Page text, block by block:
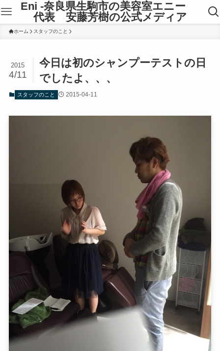
Eni -奈良県生駒市の美容室エニー
代表 安藤芳樹の公式メディア
ホーム スタッフのこと
今日は初のシャンプーテストの日
でしたよ、、、
2015
4/11
スタッフのこと 2015-04-11